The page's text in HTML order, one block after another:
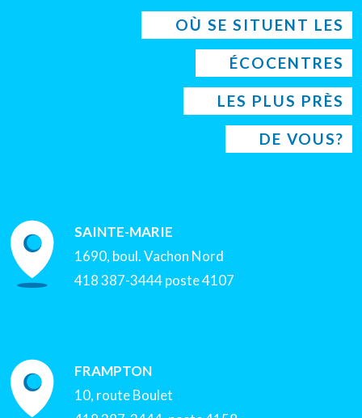
OÙ SE SITUENT LES
ÉCOCENTRES
LES PLUS PRÈS
DE VOUS?
SAINTE-MARIE
1690, boul. Vachon Nord
418 387-3444 poste 4107
FRAMPTON
10, route Boulet